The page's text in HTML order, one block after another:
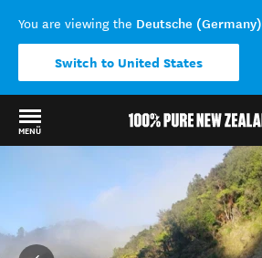
You are viewing the Deutsche (Germany)
Switch to United States
MENÜ